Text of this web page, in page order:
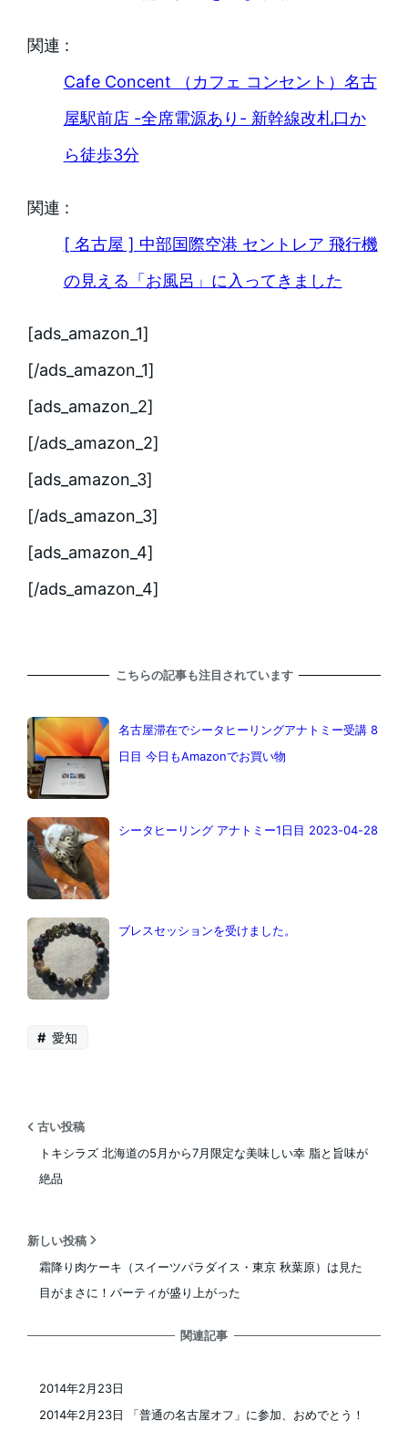
関連 :
Cafe Concent （カフェ コンセント）名古
屋駅前店 -全席電源あり- 新幹線改札口か
ら徒歩3分
関連 :
[ 名古屋 ] 中部国際空港 セントレア 飛行機
の見える「お風呂」に入ってきました
[ads_amazon_1]
[/ads_amazon_1]
[ads_amazon_2]
[/ads_amazon_2]
[ads_amazon_3]
[/ads_amazon_3]
[ads_amazon_4]
[/ads_amazon_4]
こちらの記事も注目されています
名古屋滞在でシータヒーリングアナトミー受講 8
日目 今日もAmazonでお買い物
シータヒーリング アナトミー1日目 2023-04-28
ブレスセッションを受けました。
愛知
古い投稿
トキシラズ 北海道の5月から7月限定な美味しい幸 脂と旨味が
絶品
新しい投稿
霜降り肉ケーキ（スイーツパラダイス・東京 秋葉原）は見た
目がまさに！パーティが盛り上がった
関連記事
2014年2月23日 「普通の名古屋オフ」に参加、おめでとう！
2014年2月23日